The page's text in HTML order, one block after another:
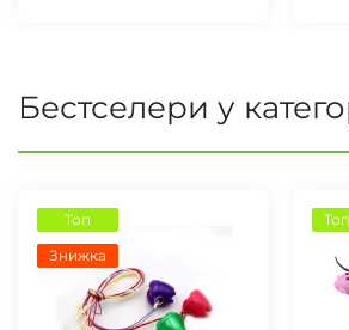
Бестселери у
Топ
Знижка
Топ